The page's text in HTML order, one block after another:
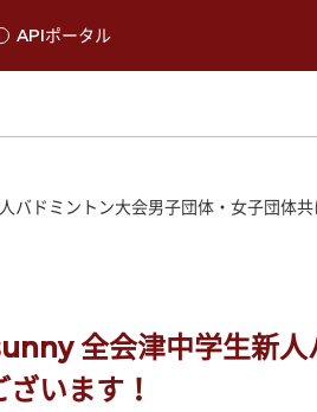
APIポータル
ミントン大会男子団体・女子団体共
全会津中学生新人
います！